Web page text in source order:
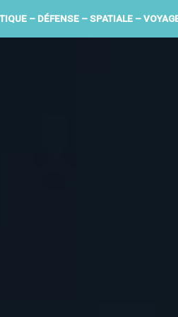
– DÉFENSE – SPATIALE –